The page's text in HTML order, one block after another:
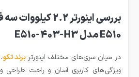
بررسی اینورتر 2.2
E510 مدل E510-403-H3
در میان سری‌های مختلف اینورتر برند تکو
ویژگی‌های کاربری آسان و راحت طراحی